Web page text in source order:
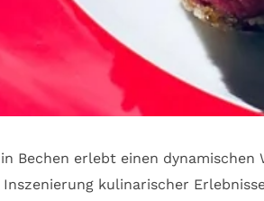
Bechen erlebt einen
Inszenierung kulinarischer